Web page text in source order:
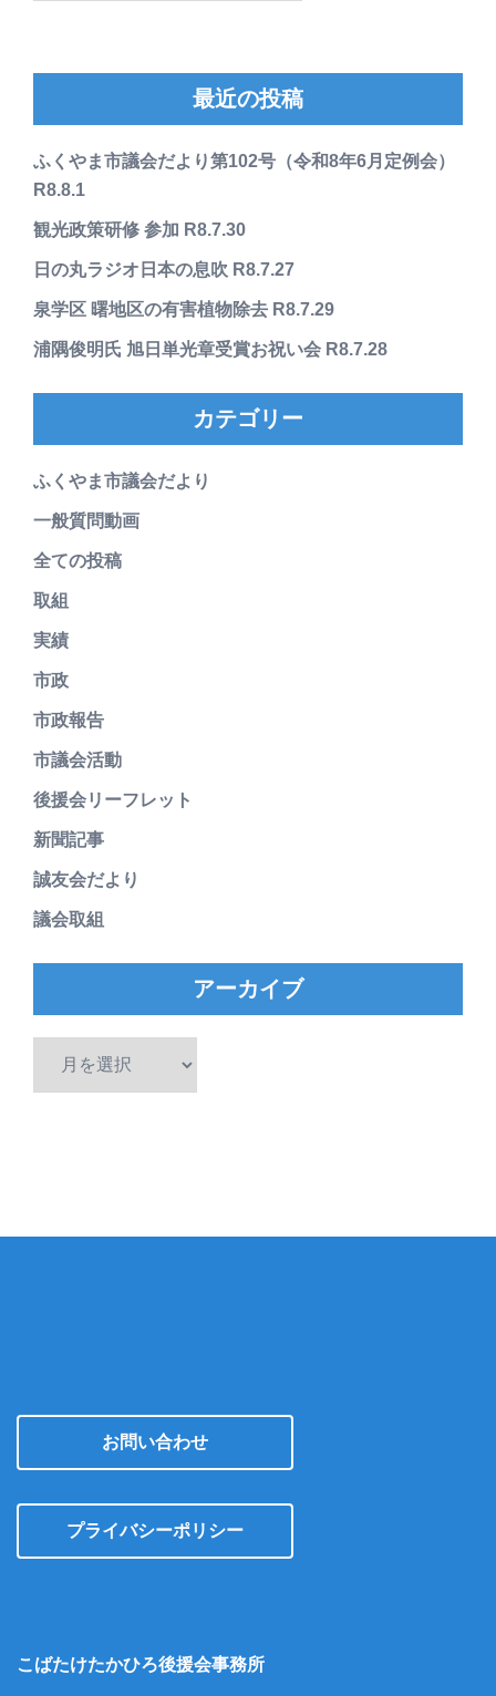
最近の投稿
ふくやま市議会だより第102号（令和8年6月定例会）
R8.8.1
観光政策研修 参加 R8.7.30
日の丸ラジオ日本の息吹 R8.7.27
泉学区 曙地区の有害植物除去 R8.7.29
浦隅俊明氏 旭日単光章受賞お祝い会 R8.7.28
カテゴリー
ふくやま市議会だより
一般質問動画
全ての投稿
取組
実績
市政
市政報告
市議会活動
後援会リーフレット
新聞記事
誠友会だより
議会取組
アーカイブ
お問い合わせ
プライバシーポリシー
こばたけたかひろ後援会事務所